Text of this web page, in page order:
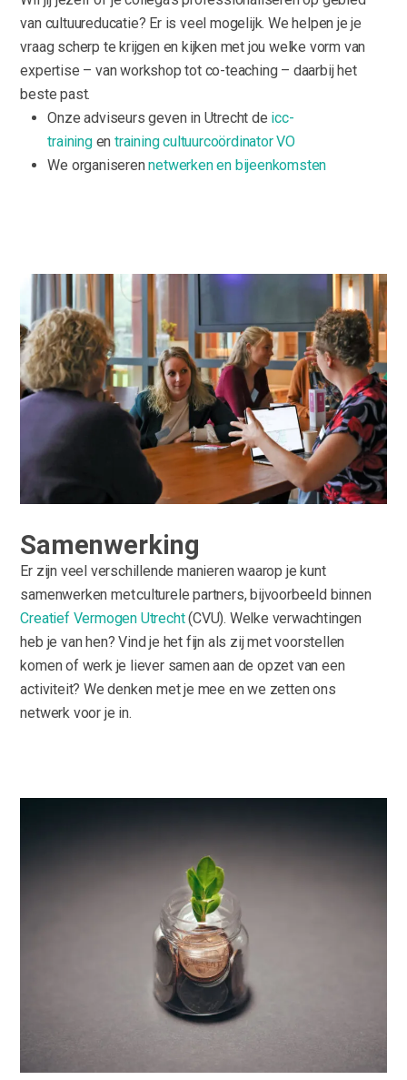
van cultuureducatie? Er is veel mogelijk. We helpen je je
vraag scherp te krijgen en kijken met jou welke vorm van
expertise – van workshop tot co-teaching – daarbij het
beste past.
Onze adviseurs geven in Utrecht de icc-
trainingen training cultuurcoördinator VO
We organiserennetwerken en bijeenkomsten
Samenwerking
Er zijn veel verschillende manieren waarop je kunt
samenwerken met culturele partners, bijvoorbeeld binnen
Creatief Vermogen Utrecht(CVU). Welke verwachtingen
heb je van hen? Vind je het fijn als zij met voorstellen
komen of werk je liever samen aan de opzet van een
activiteit? We denken met je mee en we zetten ons
netwerk voor je in.